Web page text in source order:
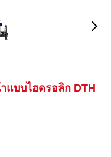
แบบไฮดรอลิก DTH